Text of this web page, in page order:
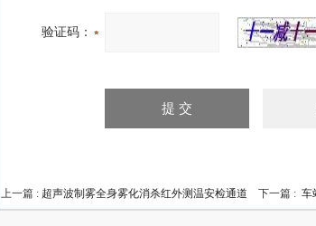
验证码：
上一篇 : 超声波制雾全身雾化消杀红外测温安检通道 下一篇 : 车